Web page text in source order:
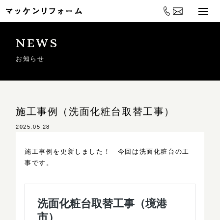
NEWS
お知らせ
施工事例（洗面化粧台取替工事）
2025.05.28
施工事例を更新しました！ 今回は洗面化粧台の工
事です。